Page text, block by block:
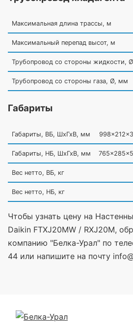
Максимальная длина трассы, м
Максимальный перепад высот, м
Трубопровод со стороны жидкости,
Трубопровод со стороны газа, Ø, мм
Габариты
Габариты, ВБ, ШхГхВ, мм
Габариты, НБ, ШхГхВ, мм
Вес нетто, ВБ, кг
Вес нетто, НБ, кг
Чтобы узнать цену на
Daikin FTXJ20MW / RXJ20M,
компанию "Белка-Урал" по
44 или напишите на почту